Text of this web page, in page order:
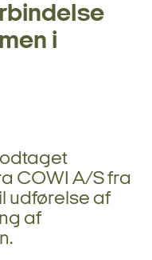
i
COWI A/S fra
udførelse af
af